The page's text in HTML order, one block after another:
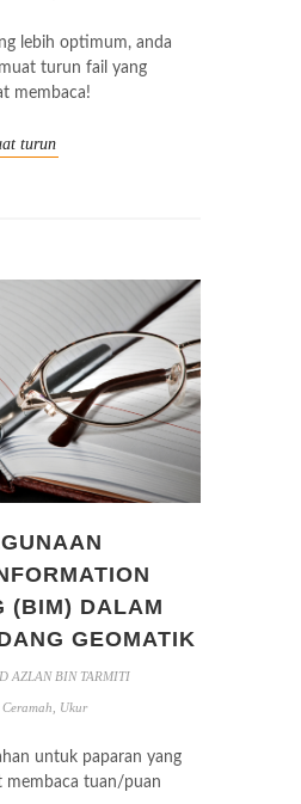
lebih optimum, anda
turun fail yang
membaca!
turun
(BIM) DALAM
GEOMATIK
AZLAN BIN TARMITI
Ukur
untuk paparan yang
membaca tuan/puan